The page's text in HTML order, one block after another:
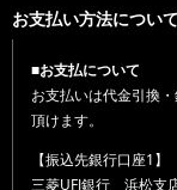
お支払い方法について
■お支払について
お支払いは代金引換
頂けます。
【振込先銀行口座1】
三菱UFJ銀行 浜松支